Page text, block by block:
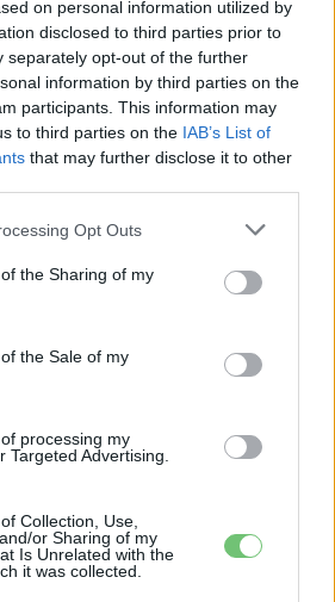
on personal information utilized by
disclosed to third parties prior to
separately opt-out of the further
information by third parties on the
participants. This information may
to third parties on the IAB’s List of
that may further disclose it to other
Opt Outs
the Sharing of my
the Sale of my
processing my
Targeted Advertising.
Collection, Use,
or Sharing of my
Is Unrelated with the
it was collected.
4 hozzászólás
bír az új elektromos Peugeot e-
WLTP hatótávot
Peugeot
hatótávot kínálja a két Peugeot az SUV-